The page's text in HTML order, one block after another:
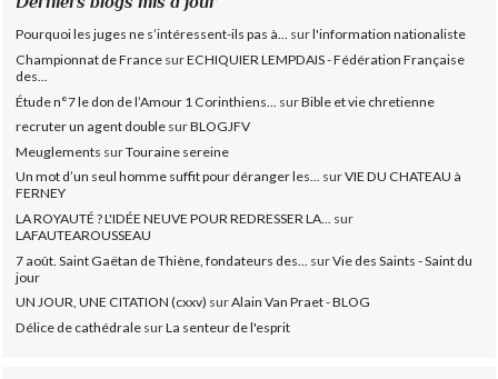
Pourquoi les juges ne s’intéressent-ils pas à... surl'information nationaliste
Championnat de France surECHIQUIER LEMPDAIS - Fédération Française
des...
Étude n°7 le don de l’Amour 1 Corinthiens...
surBible et vie chretienne
recruter un agent double surBLOGJFV
Meuglements surTouraine sereine
Un mot d’un seul homme suffit pour déranger les... surVIE DU CHATEAU à
FERNEY
LA ROYAUTÉ ? L'IDÉE NEUVE POUR REDRESSER LA... sur
LAFAUTEAROUSSEAU
7 août. Saint Gaëtan de Thiène, fondateurs des...
surVie des Saints - Saint du
jour
UN JOUR, UNE CITATION (cxxv) surAlain Van Praet - BLOG
Délice de cathédrale surLa senteur de l'esprit